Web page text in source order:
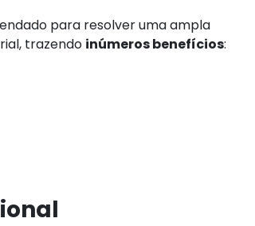
para resolver uma ampla
trazendo inúmeros benefícios: